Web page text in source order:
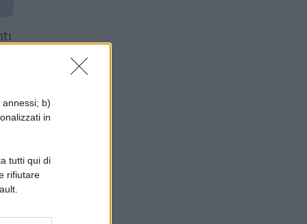
b)
in
tutti qui di
rifiutare